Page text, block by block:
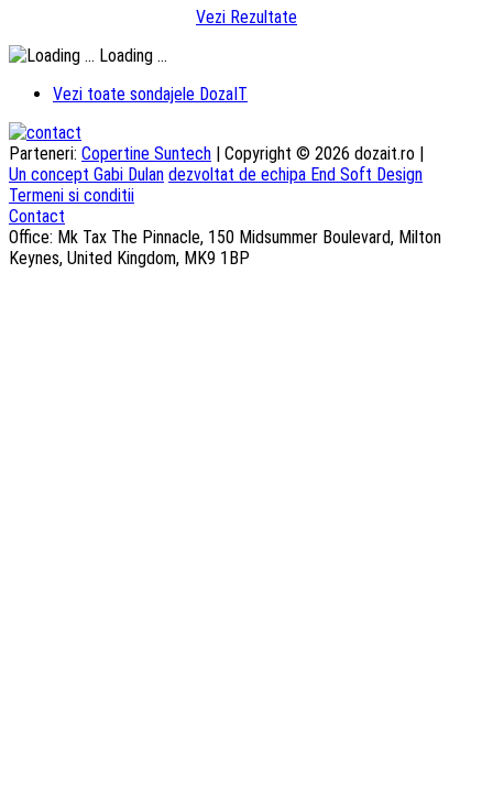
Vezi Rezultate
Loading ...
Vezi toate sondajele DozaIT
Parteneri: Copertine Suntech | Copyright © 2026 dozait.ro |
Un concept Gabi Dulan dezvoltat de echipa End Soft Design
Termeni si conditii
Contact
Office: Mk Tax The Pinnacle, 150 Midsummer Boulevard, Milton
Keynes, United Kingdom, MK9 1BP